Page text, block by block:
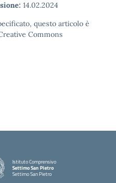
14.02.2024
questo articolo è
Commons
Istituto Comprensivo
Settimo San Pietro
Settimo San Pietro